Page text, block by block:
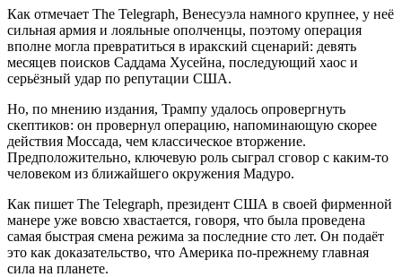
Как отмечает The Telegraph, Венесуэла намного крупнее, у неё
сильная армия и лояльные ополченцы, поэтому операция
вполне могла превратиться в иракский сценарий: девять
месяцев поисков Саддама Хусейна, последующий хаос и
серьёзный удар по репутации США.
Но, по мнению издания, Трампу удалось опровергнуть
скептиков: он провернул операцию, напоминающую скорее
действия Моссада, чем классическое вторжение.
Предположительно, ключевую роль сыграл сговор с каким-то
человеком из ближайшего окружения Мадуро.
Как пишет The Telegraph, президент США в своей фирменной
манере уже вовсю хвастается, говоря, что была проведена
самая быстрая смена режима за последние сто лет. Он подаёт
это как доказательство, что Америка по-прежнему главная
сила на планете.